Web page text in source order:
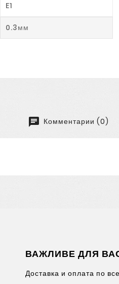
E1
0.3мм
Комментарии (0)
ВАЖЛИВЕ ДЛЯ
Доставка и оплата по